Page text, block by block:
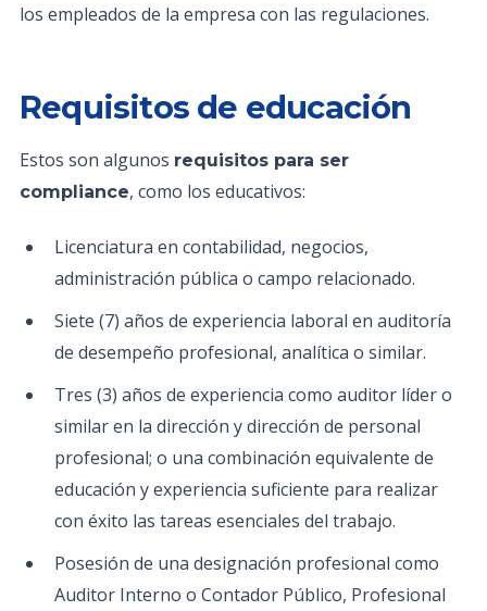
los empleados de la empresa con las regulaciones.
Requisitos de educación
Estos son algunos requisitos para ser
compliance, como los educativos:
Licenciatura en contabilidad, negocios,
administración pública o campo relacionado.
Siete (7) años de experiencia laboral en auditoría
de desempeño profesional, analítica o similar.
Tres (3) años de experiencia como auditor líder o
similar en la dirección y dirección de personal
profesional; o una combinación equivalente de
educación y experiencia suficiente para realizar
con éxito las tareas esenciales del trabajo.
Posesión de una designación profesional como
Auditor Interno o Contador Público, Profesional